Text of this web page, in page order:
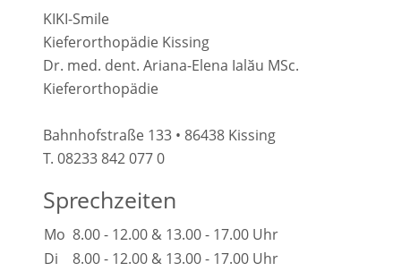
KIKI-Smile
Kieferorthopädie Kissing
Dr. med. dent. Ariana-Elena Ialӑu MSc.
Kieferorthopädie
Bahnhofstraße 133 • 86438 Kissing
T. 08233 842 077 0
Sprechzeiten
Mo 8.00 - 12.00 & 13.00 - 17.00 Uhr
Di
8.00 - 12.00 & 13.00 - 17.00 Uhr